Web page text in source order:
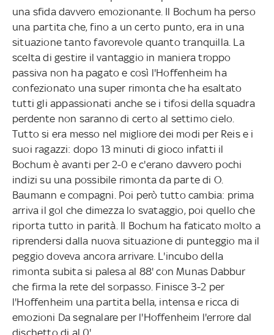
una sfida davvero emozionante. Il Bochum ha perso
una partita che, fino a un certo punto, era in una
situazione tanto favorevole quanto tranquilla. La
scelta di gestire il vantaggio in maniera troppo
passiva non ha pagato e così l'Hoffenheim ha
confezionato una super rimonta che ha esaltato
tutti gli appassionati anche se i tifosi della squadra
perdente non saranno di certo al settimo cielo.
Tutto si era messo nel migliore dei modi per Reis e i
suoi ragazzi: dopo 13 minuti di gioco infatti il
Bochum è avanti per 2-0 e c'erano davvero pochi
indizi su una possibile rimonta da parte di O.
Baumann e compagni. Poi però tutto cambia: prima
arriva il gol che dimezza lo svataggio, poi quello che
riporta tutto in parità. Il Bochum ha faticato molto a
riprendersi dalla nuova situazione di punteggio ma il
peggio doveva ancora arrivare. L'incubo della
rimonta subita si palesa al 88' con Munas Dabbur
che firma la rete del sorpasso. Finisce 3-2 per
l'Hoffenheim una partita bella, intensa e ricca di
emozioni Da segnalare per l'Hoffenheim l'errore dal
dischetto di al 0'.